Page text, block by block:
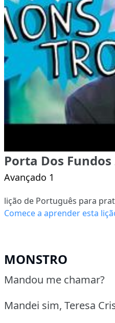
Porta Dos Fundos
Avançado 1
lição de Português para
Comece a aprender esta
MONSTRO
Mandou me chamar?
Mandei sim, Teresa